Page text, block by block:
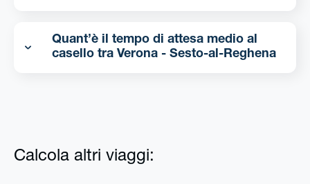
Quant’è il tempo di attesa medio al
casello tra Verona - Sesto-al-Reghena
Calcola altri viaggi: